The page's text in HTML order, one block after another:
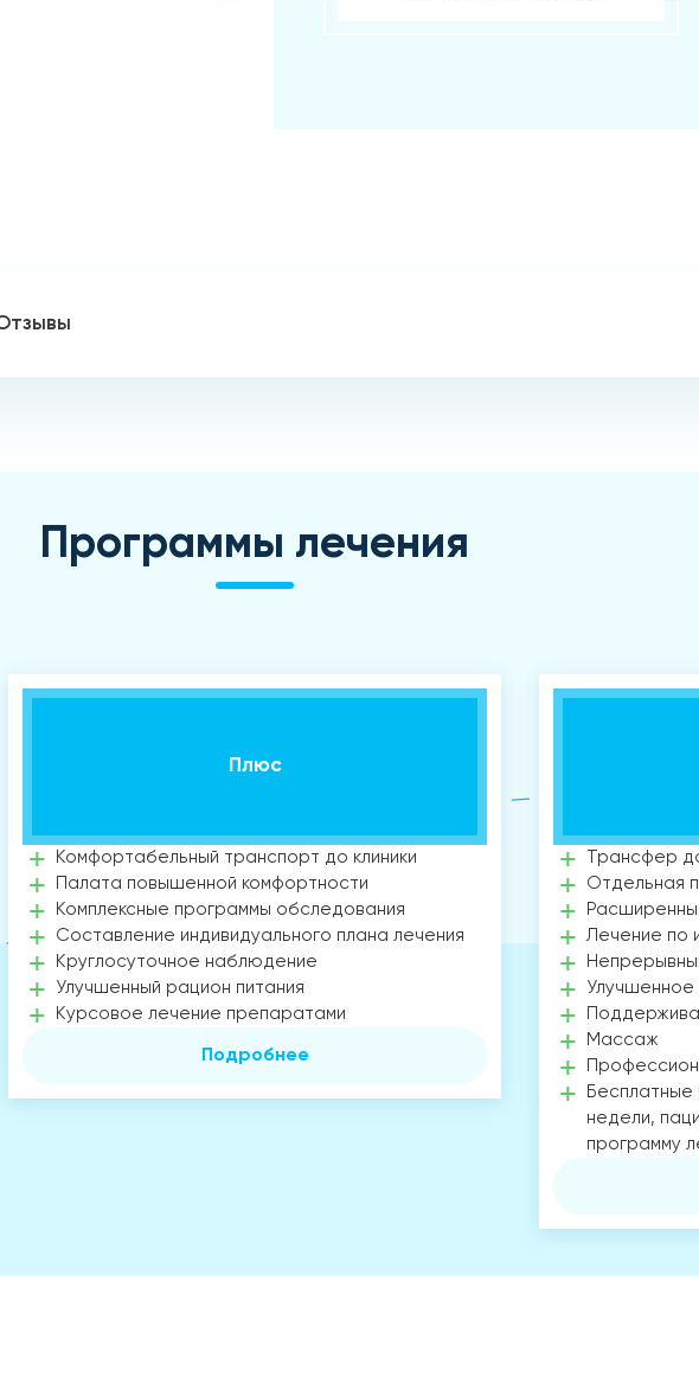
Программы лечения
Плюс
Комфортабельный транспорт до клиники
Палата повышенной комфортности
Комплексные программы обследования
Составление индивидуального плана лечения
Круглосуточное наблюдение
Улучшенный рацион питания
Курсовое лечение препаратами
Подробнее
Трансфер
Отдельная
Лечение по
Улучшенное
Массаж
Бесплатные
недели,
программу